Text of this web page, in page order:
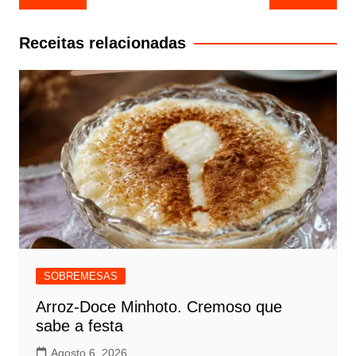
de
artigos
Receitas relacionadas
SOBREMESAS
Arroz-Doce Minhoto. Cremoso que
sabe a festa
Agosto 6, 2026